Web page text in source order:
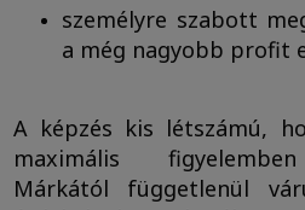
személyre szabott
a még nagyobb profit
A képzés kis létszámú,
maximális
Márkától függetlenül